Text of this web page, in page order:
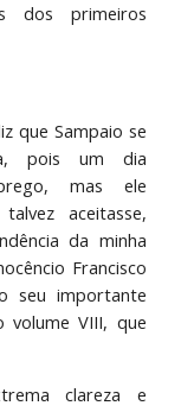
dos primeiros
que Sampaio se
pois um dia
mas ele
aceitasse,
da minha
Francisco
seu importante
volume VIII, que
clareza e